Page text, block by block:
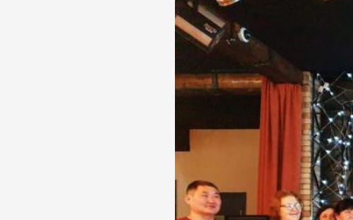
Версия для слабовидящих
8 (3012) 411-099